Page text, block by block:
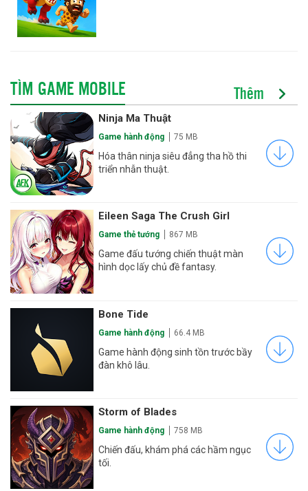
TÌM GAME MOBILE Thêm
Ninja Ma Thuật
Game hành động 75 MB
Hóa thân ninja siêu đẳng tha hồ thi
triển nhẫn thuật.
Eileen Saga The Crush Girl
Game thẻ tướng 867 MB
Game đấu tướng chiến thuật màn
hình dọc lấy chủ đề fantasy.
Bone Tide
Game hành động 66.4 MB
Game hành động sinh tồn trước bầy
đàn khô lâu.
Storm of Blades
Game hành động 758 MB
Chiến đấu, khám phá các hầm ngục
tối.